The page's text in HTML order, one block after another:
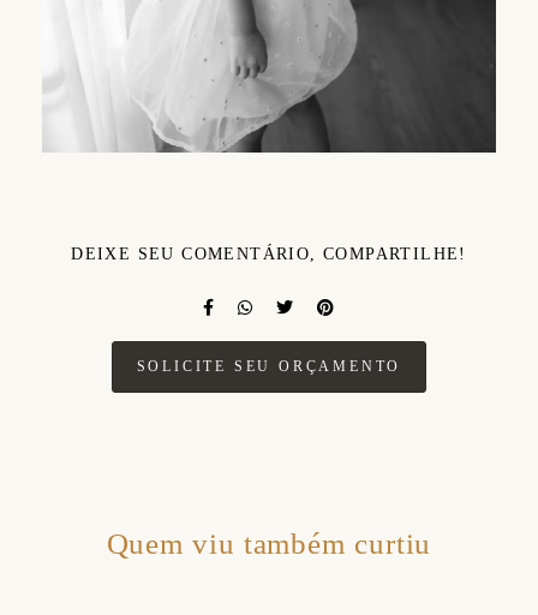
DEIXE SEU COMENTÁRIO, COMPARTILHE!
SOLICITE SEU ORÇAMENTO
Quem viu também curtiu